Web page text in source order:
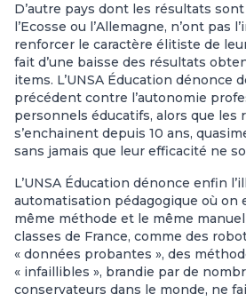
D’autre pays dont les résultats
l’Ecosse ou l’Allemagne, n’ont pas
renforcer le caractère élitiste de
fait d’une baisse des résultats
items. L’UNSA Éducation dénonce
précédent contre l’autonomie
personnels éducatifs, alors que les
s’enchainent depuis 10 ans,
sans jamais que leur efficacité ne
L’UNSA Éducation dénonce enfin
automatisation pédagogique où on
même méthode et le même
classes de France, comme des
« données probantes », des
« infaillibles », brandie par de
conservateurs dans le monde, ne